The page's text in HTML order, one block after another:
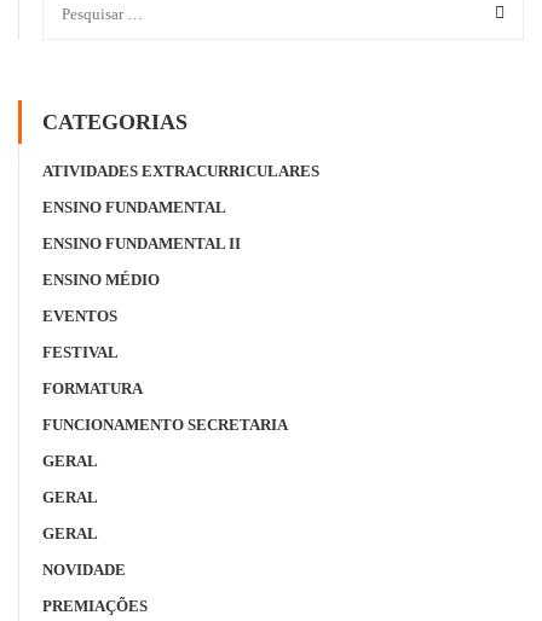
CATEGORIAS
ATIVIDADES EXTRACURRICULARES
ENSINO FUNDAMENTAL
ENSINO FUNDAMENTAL II
ENSINO MÉDIO
EVENTOS
FESTIVAL
FORMATURA
FUNCIONAMENTO SECRETARIA
GERAL
GERAL
GERAL
NOVIDADE
PREMIAÇÕES